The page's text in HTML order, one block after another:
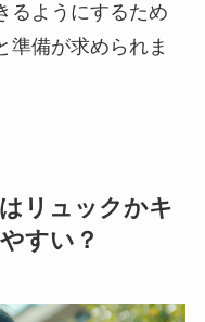
るようにするため
準備が求められま
リュックかキ
すい？